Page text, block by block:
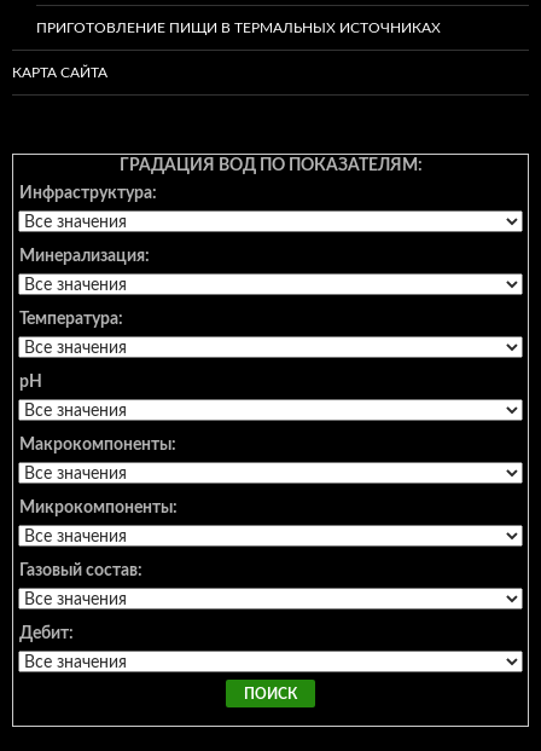
ПРИГОТОВЛЕНИЕ ПИЩИ В ТЕРМАЛЬНЫХ ИСТОЧНИКАХ
КАРТА САЙТА
ГРАДАЦИЯ ВОД ПО ПОКАЗАТЕЛЯМ:
Инфраструктура:
Минерализация:
Температура:
pH
Макрокомпоненты:
Микрокомпоненты:
Газовый состав:
Дебит: